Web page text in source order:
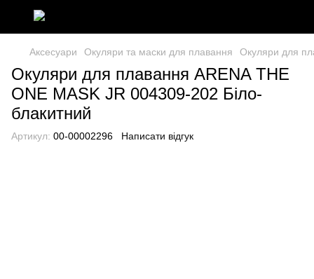
Аксесуари Окуляри та маски для плавання Окуляри для
Окуляри для плавання ARENA THE
ONE MASK JR 004309-202 Біло-
блакитний
Артикул: 00-00002296 Написати відгук